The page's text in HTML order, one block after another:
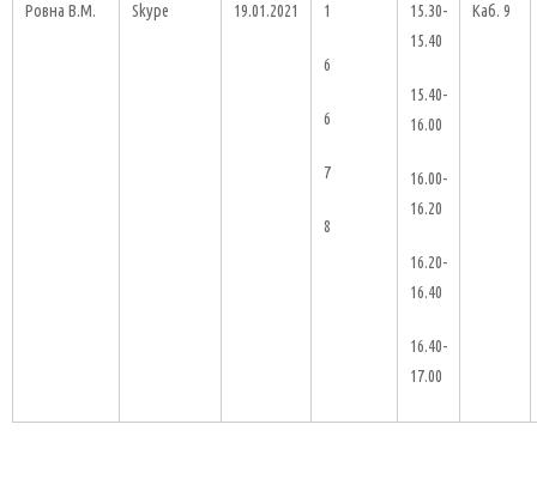
Ровна В.М. Skype 19.01.2021 1
6
6
7
8
15.30-
15.40
15.40-
16.00
16.00-
16.20
16.20-
16.40
16.40-
17.00
Каб. 9